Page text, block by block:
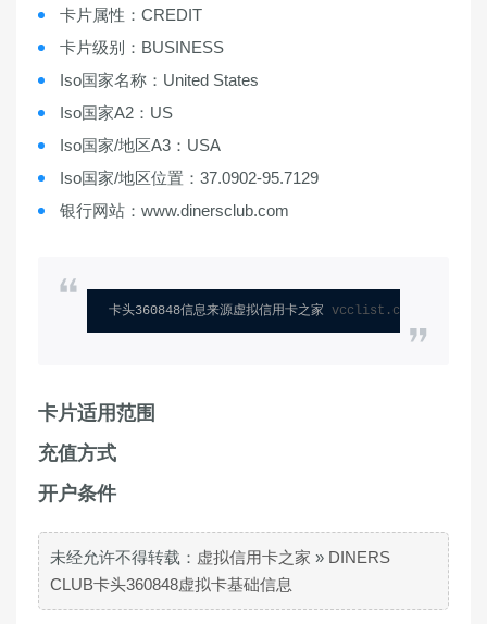
卡片属性：CREDIT
卡片级别：BUSINESS
Iso国家名称：United States
Iso国家A2：US
Iso国家/地区A3：USA
Iso国家/地区位置：37.0902-95.7129
银行网站：www.dinersclub.com
卡头360848信息来源虚拟信用卡之家 vcclist.com
卡片适用范围
充值方式
开户条件
未经允许不得转载： 虚拟信用卡之家 » DINERS
CLUB卡头360848虚拟卡基础信息